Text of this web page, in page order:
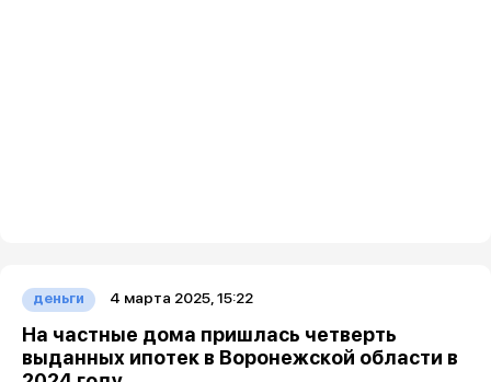
деньги 4 марта 2025, 15:22
На частные дома пришлась четверть
выданных ипотек в Воронежской области в